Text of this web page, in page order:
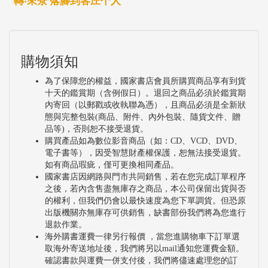
購物須知
為了保障您的權益，國家書店會員所購買商品享有到貨
十天的鑑賞期（含例假日）。退回之商品必須於鑑賞期
內寄回（以郵戳或收執聯為憑），且商品必須是全新狀
態與完整包裝(商品、附件、內外包裝、隨貨文件、贈
品等)，否則恕不接受退貨。
購買產品如為數位影音商品（如：CD、VCD、DVD、
電子書等），因受智慧財產權保護，恕無法接受退貨。
如有商品瑕疵，僅可更換相同產品。
國家書店因網路與門市共同銷售，若在您完成訂單程序
之後，若內含售盡無庫存之商品，本公司保留出貨與否
的權利，但我們仍會以最快速度為您下單調貨。但恐原
出版機關亦無庫存可供銷售，缺書部份我們將為您進行
退款作業。
海外購書運費一律另行報價 ，當您進購物車下訂單選
取海外寄送地址後，我們將另以mail通知您運費金額。
確認書款與運費一併支付後，我們將儘速處理您的訂